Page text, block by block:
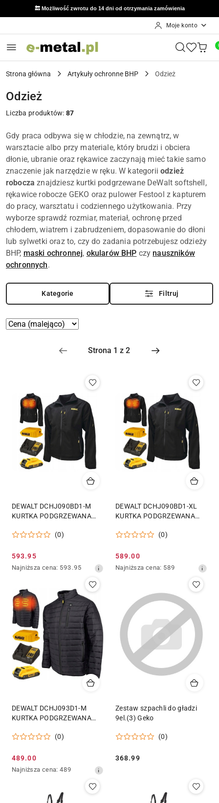
🔙 Możliwość zwrotu do 14 dni od otrzymania zamówienia
📞 Kontakt: Mariusz:789 847 321
Moje konto
Strona główna Artykuły ochronne BHP Odzież
Odzież
Liczba produktów:87
Gdy praca odbywa się w chłodzie, na zewnątrz, w
warsztacie albo przy materiale, który brudzi i obciera
dłonie, ubranie oraz rękawice zaczynają mieć takie samo
znaczenie jak narzędzie w ręku. W kategoriiodzież
robocza znajdziesz kurtki podgrzewane DeWalt softshell,
rękawice robocze GEKO oraz pulower Festool z kapturem
do pracy, warsztatu i codziennego użytkowania. Przy
wyborze sprawdź rozmiar, materiał, ochronę przed
chłodem, wiatrem i zabrudzeniem, dopasowanie do dłoni
lub sylwetki oraz to, czy do zadania potrzebujesz odzieży
BHP, maski ochronnej, okularów BHP czy nauszników
ochronnych.
Kategorie Filtruj
Zastosowano
Sortuj
DEWALT DCHJ090BD1-M
KURTKA PODGRZEWANA
(0)
Cena
promocyjna:
593.95
Najniższa
30
dni
przed
obniżką
Najniższa cena: 593.95
DEWALT DCHJ090BD1-XL
KURTKA PODGRZEWANA
(0)
Cena
promocyjna:
589.00
Najniższa
przed
obniżką
Najniższa cena: 589
DEWALT DCHJ093D1-M
KURTKA PODGRZEWANA
(0)
Cena
promocyjna:
489.00
Najniższa
Najniższa cena: 489
Zestaw szpachli do gładzi
9el.(3) Geko
(0)
Cena:
368.99